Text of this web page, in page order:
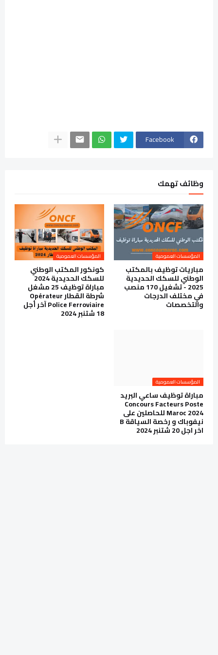
Facebook
وظائف تهمك
المؤسسات العمومية
مباريات توظيف بالمكتب
الوطني للسكك الحديدية
2025 - تشغيل 170 منصب
في مختلف الدرجات
والتخصصات
المؤسسات العمومية
كونكور المكتب الوطني
للسكك الحديدية 2024
مباراة توظيف 25 مشغل
شرطة القطار Opérateur
Police Ferroviaire آخر أجل
18 شتنبر 2024
المؤسسات العمومية
مباراة توظيف ساعي البريد
Concours Facteurs Poste
Maroc 2024 للحاصلين على
نيفوباك و رخصة السياقة B
اخر اجل 20 شتنبر 2024